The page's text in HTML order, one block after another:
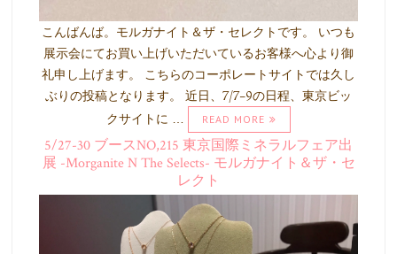
こんばんば。モルガナイト＆ザ・セレクトです。 いつも
展示会にてお買い上げいただいているお客様へ心より御
礼申し上げます。 こちらのコーポレートサイトでは久し
ぶりの投稿となります。 近日、7/7-9の日程、東京ビッ
クサイトに …
READ MORE
5/27-30 ブースNO,215 東京国際ミネラルフェア出
展 -Morganite N The Selects- モルガナイト＆ザ・セ
レクト